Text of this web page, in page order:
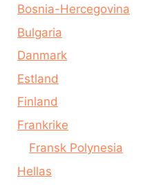
Bosnia-Hercegovina
Bulgaria
Danmark
Estland
Finland
Frankrike
Fransk Polynesia
Hellas